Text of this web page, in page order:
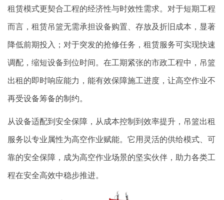
租赁模式更契合工程的经济性与时效性需求。对于短期工程
而言，租赁吊篮无需承担设备购置、存放及折旧成本，显著
降低前期投入；对于突发的抢修任务，租赁服务可实现快速
调配，缩短设备到位时间。在工期紧张的市政工程中，吊篮
出租的即时响应能力，能有效保障施工进度，让高空作业不
再受设备筹备的制约。
从设备适配到安全保障，从成本控制到效率提升，吊篮出租
服务以专业属性为高空作业赋能。它用灵活的供给模式、可
靠的安全保障，成为高空作业场景的坚实伙伴，助力各类工
程在安全高效中稳步推进。